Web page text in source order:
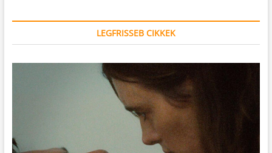
LEGFRISSEB CIKKEK